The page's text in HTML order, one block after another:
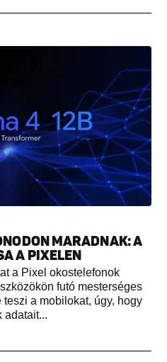
MARADNAK: A
A PIXELEN
a Pixel okostelefonok
futó mesterséges
a mobilokat, úgy, hogy
adatait...